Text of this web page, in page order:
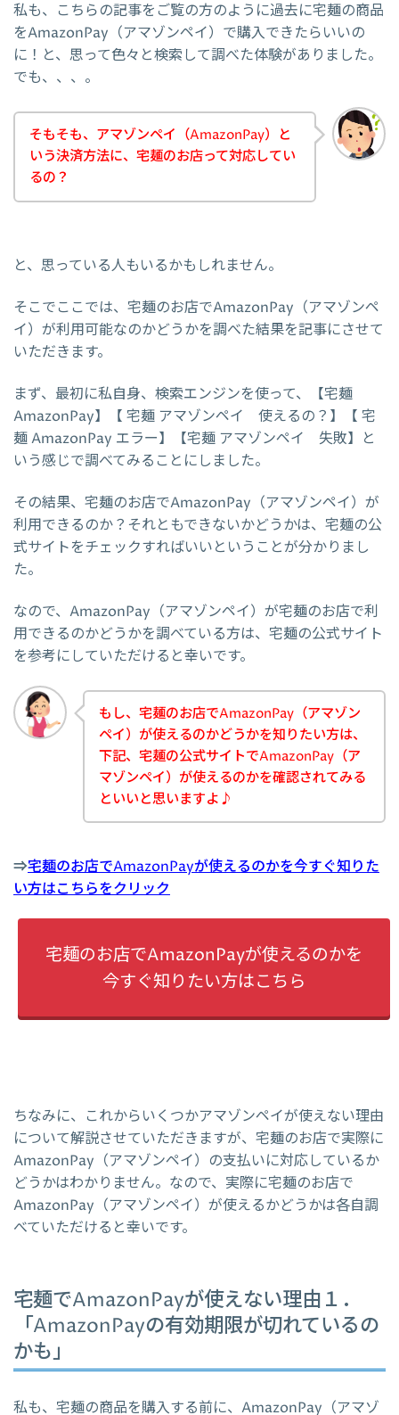
私も、こちらの記事をご覧の方のように過去に宅麺の商品
をAmazonPay（アマゾンペイ）で購入できたらいいの
に！と、思って色々と検索して調べた体験がありました。
でも、、、。
そもそも、アマゾンペイ（AmazonPay）と
いう決済方法に、宅麺のお店って対応してい
るの？
と、思っている人もいるかもしれません。
そこでここでは、宅麺のお店でAmazonPay（アマゾンペ
イ）が利用可能なのかどうかを調べた結果を記事にさせて
いただきます。
まず、最初に私自身、検索エンジンを使って、【宅麺
AmazonPay】【 宅麺 アマゾンペイ 使えるの？】【 宅
麺 AmazonPay エラー】【宅麺 アマゾンペイ 失敗】と
いう感じで調べてみることにしました。
その結果、宅麺のお店でAmazonPay（アマゾンペイ）が
利用できるのか？それともできないかどうかは、宅麺の公
式サイトをチェックすればいいということが分かりまし
た。
なので、AmazonPay（アマゾンペイ）が宅麺のお店で利
用できるのかどうかを調べている方は、宅麺の公式サイト
を参考にしていただけると幸いです。
もし、宅麺のお店でAmazonPay（アマゾン
ペイ）が使えるのかどうかを知りたい方は、
下記、宅麺の公式サイトでAmazonPay（ア
マゾンペイ）が使えるのかを確認されてみる
といいと思いますよ♪
⇒宅麺のお店でAmazonPayが使えるのかを今すぐ知りた
い方はこちらをクリック
宅麺のお店でAmazonPayが使えるのかを
今すぐ知りたい方はこちら
ちなみに、これからいくつかアマゾンペイが使えない理由
について解説させていただきますが、宅麺のお店で実際に
AmazonPay（アマゾンペイ）の支払いに対応しているか
どうかはわかりません。なので、実際に宅麺のお店で
AmazonPay（アマゾンペイ）が使えるかどうかは各自調
べていただけると幸いです。
宅麺でAmazonPayが使えない理由１．
「AmazonPayの有効期限が切れているの
かも」
私も、宅麺の商品を購入する前に、AmazonPay（アマゾ